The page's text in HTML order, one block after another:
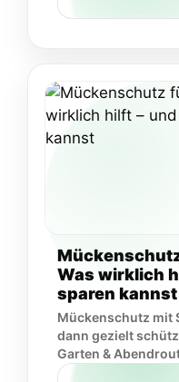
Was wirklich
sparen kannst
Mückenschutz mit
dann gezielt
Garten &